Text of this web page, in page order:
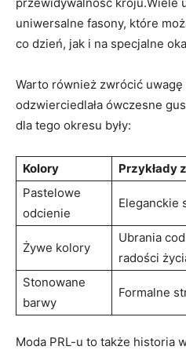
uniwersalne fasony, które
co dzień, jak i na specjalne
Warto również zwrócić uwagę
odzwierciedlała ówczesne
dla tego okresu były:
Kolory
Przykłady
Pastelowe
odcienie
Eleganckie
Żywe kolory
Ubrania
radości
Stonowane
barwy
Formalne
Moda PRL-u to także historia